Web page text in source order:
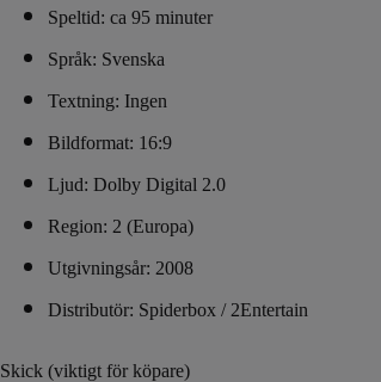
Speltid: ca 95 minuter
Språk: Svenska
Textning: Ingen
Bildformat: 16:9
Ljud: Dolby Digital 2.0
Region: 2 (Europa)
Utgivningsår: 2008
Distributör: Spiderbox / 2Entertain
Skick (viktigt för köpare)